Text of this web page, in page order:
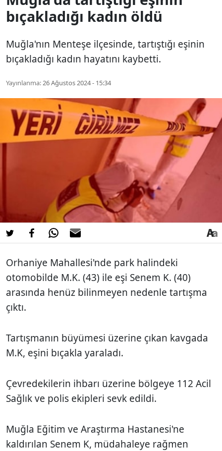
bıçakladığı kadın öldü
Muğla'nın Menteşe ilçesinde, tartıştığı eşinin
bıçakladığı kadın hayatını kaybetti.
Yayınlanma:26 Ağustos 2024 - 15:34
Orhaniye Mahallesi'nde park halindeki
otomobilde M.K. (43) ile eşi Senem K. (40)
arasında henüz bilinmeyen nedenle tartışma
çıktı.
Tartışmanın büyümesi üzerine çıkan kavgada
M.K, eşini bıçakla yaraladı.
Çevredekilerin ihbarı üzerine bölgeye 112 Acil
Sağlık ve polis ekipleri sevk edildi.
Muğla Eğitim ve Araştırma Hastanesi'ne
kaldırılan Senem K, müdahaleye rağmen